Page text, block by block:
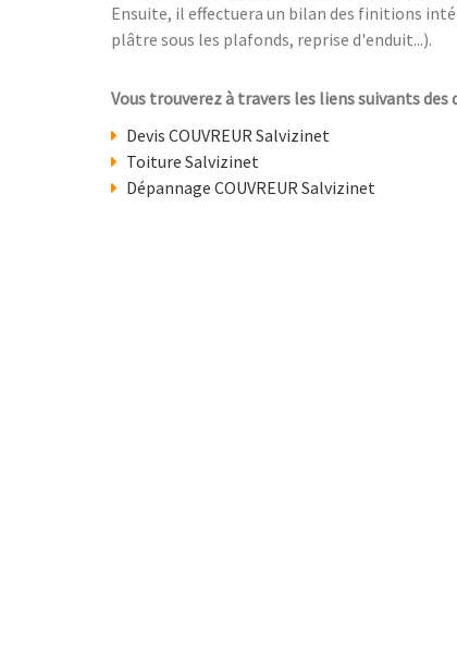
Ensuite, il effectuera un bilan des finitions
plâtre sous les plafonds, reprise d'enduit...).
Vous trouverez à travers les liens suivants
Devis COUVREUR Salvizinet
Toiture Salvizinet
Dépannage COUVREUR Salvizinet